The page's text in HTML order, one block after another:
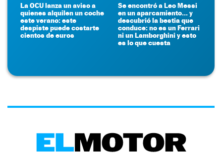
La OCU lanza un aviso a
quienes alquilen un coche
este verano: este
despiste puede costarte
cientos de euros
Se encontró a Leo Messi
en un aparcamiento... y
descubrió la bestia que
conduce: no es un Ferrari
ni un Lamborghini y esto
es lo que cuesta